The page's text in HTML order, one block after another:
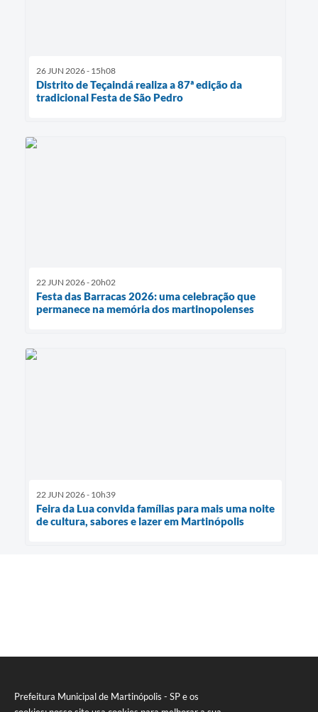
Prefeitura Municipal de Martinópolis - SP e os
26 JUN 2026 - 15h08
Distrito de Teçaindá realiza a 87ª edição da
tradicional Festa de São Pedro
22 JUN 2026 - 20h02
Festa das Barracas 2026: uma celebração que
permanece na memória dos martinopolenses
22 JUN 2026 - 10h39
Feira da Lua convida famílias para mais uma noite
de cultura, sabores e lazer em Martinópolis